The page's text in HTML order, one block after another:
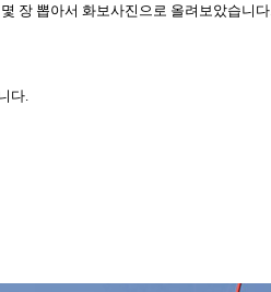
장 뽑아서 화보사진으로 올려보았습니다.
다.